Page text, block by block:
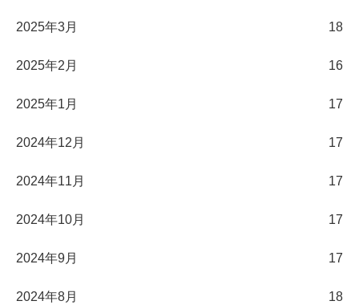
2025年3月 18
2025年2月 16
2025年1月 17
2024年12月 17
2024年11月 17
2024年10月 17
2024年9月 17
2024年8月 18